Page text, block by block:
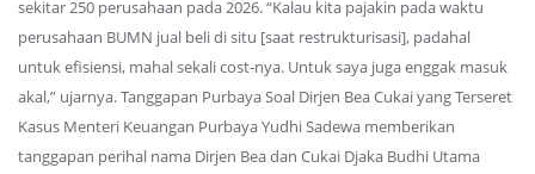
sekitar 250 perusahaan pada 2026. “Kalau kita pajakin pada waktu
perusahaan BUMN jual beli di situ [saat restrukturisasi], padahal
untuk efisiensi, mahal sekali cost-nya. Untuk saya juga enggak masuk
akal,” ujarnya. Tanggapan Purbaya Soal Dirjen Bea Cukai yang Terseret
Kasus Menteri Keuangan Purbaya Yudhi Sadewa memberikan
tanggapan perihal nama Dirjen Bea dan Cukai Djaka Budhi Utama